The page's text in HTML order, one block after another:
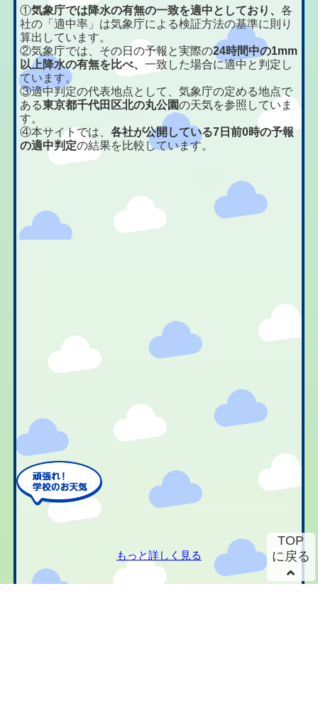
①気象庁では降水の有無の一致を適中としており、各
社の「適中率」は気象庁による検証方法の基準に則り
算出しています。
②気象庁では、その日の予報と実際の24時間中の1mm
以上降水の有無を比べ、一致した場合に適中と判定し
ています。
③適中判定の代表地点として、気象庁の定める地点で
ある東京都千代田区北の丸公園の天気を参照していま
す。
④本サイトでは、各社が公開している7日前0時の予報
の適中判定の結果を比較しています。
もっと詳しく見る
TOP
に戻る